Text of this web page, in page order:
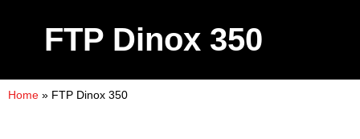
FTP Dinox 350
Home » FTP Dinox 350